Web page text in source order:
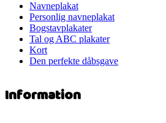
Navneplakat
Personlig navneplakat
Bogstavplakater
Tal og ABC plakater
Kort
Den perfekte dåbsgave
Information